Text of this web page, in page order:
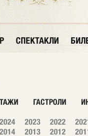
СПЕКТАКЛИ
ГАСТРОЛИ
2024 2023 2022
2014 2013 2012